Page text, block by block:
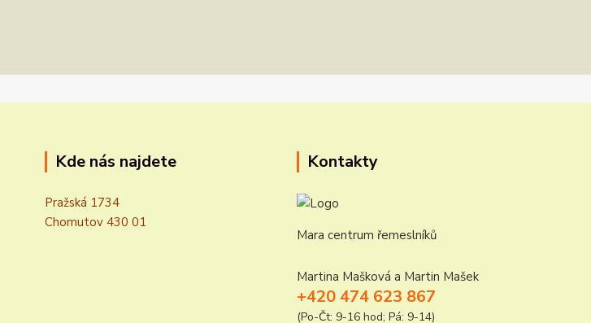
Kde nás najdete
Pražská 1734
Chomutov 430 01
Kontakty
Mara centrum řemeslníků
Martina Mašková a Martin Mašek
+420 474 623 867
(Po-Čt: 9-16 hod; Pá: 9-14)